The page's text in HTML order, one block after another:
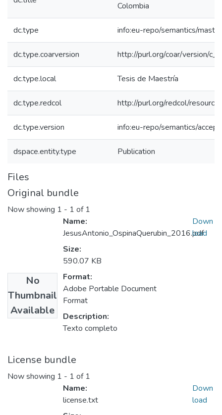
Colombia
dc.type info:eu-repo/semantics/
dc.type.coarversion http://purl.org/coar/version/
dc.type.local Tesis de Maestría
dc.type.redcol http://purl.org/redcol/
dc.type.version info:eu-repo/semantics/
dspace.entity.type Publication
Files
Original bundle
Now showing 1 - 1 of 1
No
Thumbnail
Available
Name:
JesusAntonio_OspinaQuerubin_2016.pdf
Size:
590.07 KB
Format:
Adobe Portable Document
Format
Description:
Texto completo
Down
load
License bundle
Now showing 1 - 1 of 1
Name:
license.txt
Down
load